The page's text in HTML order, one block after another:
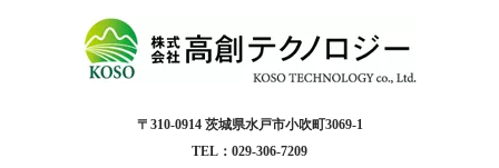
〒310-0914 茨城県水戸市小吹町3069-1
TEL：029-306-7209